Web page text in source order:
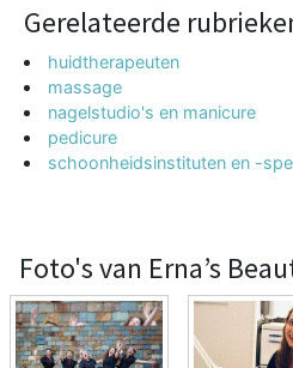
Gerelateerde
huidtherapeuten
massage
nagelstudio's en manicure
pedicure
schoonheidsinstituten en -
Foto's van Erna’s